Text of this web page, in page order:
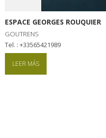
kilómetros
Los más bonitos pueblos en
Francia
Otras hermosas aldeas
ESPACE GEORGES ROUQUIER
GOUTRENS
tel. : +33565421989
LEER MÁS